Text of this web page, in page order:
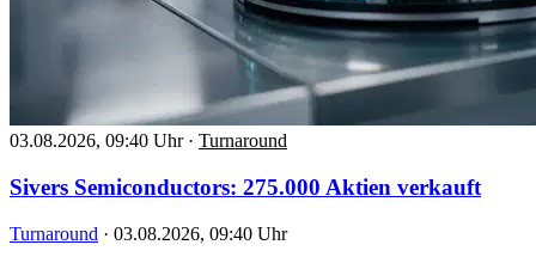
03.08.2026, 09:40 Uhr · Turnaround
Sivers Semiconductors: 275.000 Aktien verkauft
Turnaround · 03.08.2026, 09:40 Uhr